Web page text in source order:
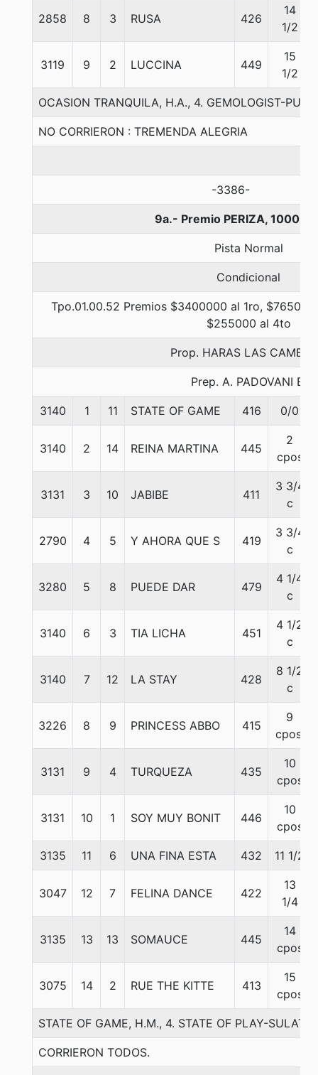
2858 8 3 RUSA 426
14
1/2
3119 9 2 LUCCINA 449
15
1/2
OCASION TRANQUILA, H.A., 4. GEMOLOGIST-
NO CORRIERON : TREMENDA ALEGRIA
-3386-
9a.- Premio PERIZA, 1000
Pista Normal
Condicional
Tpo.01.00.52 Premios $3400000 al 1ro,
$255000 al 4to
Prop. HARAS LAS
Prep. A. PADOVANI E.
3140 1 11 STATE OF GAME 416 0/0
3140 2 14 REINA MARTINA 445
2
cpos
3131 3 10 JABIBE 411
3 3/4
c
2790 4 5 Y AHORA QUE S 419
3 3/4
c
3280 5 8 PUEDE DAR 479
4 1/4
c
3140 6 3 TIA LICHA 451
4 1/2
c
3140 7 12 LA STAY 428
8 1/2
c
3226 8 9 PRINCESS ABBO 415
9
cpos.
3131 9 4 TURQUEZA 435
10
cpos
3131 10 1 SOY MUY BONIT 446
10
cpos
3135 11 6 UNA FINA ESTA 432 11 1/2
3047 12 7 FELINA DANCE 422
13
1/4
3135 13 13 SOMAUCE 445
14
cpos
3075 14 2 RUE THE KITTE 413
15
cpos
STATE OF GAME, H.M., 4. STATE OF PLAY-
CORRIERON TODOS.